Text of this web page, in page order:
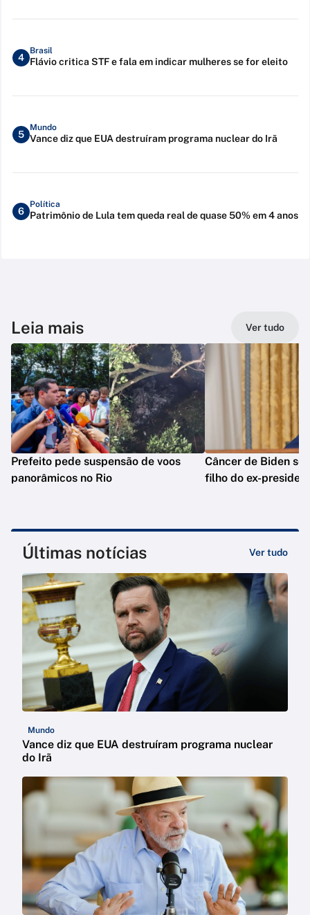
4
Brasil
Flávio critica STF e fala em indicar mulheres se for eleito
5
Mundo
Vance diz que EUA destruíram programa nuclear do Irã
6
Política
Patrimônio de Lula tem queda real de quase 50% em 4 anos
Leia mais Ver tudo
Prefeito pede suspensão de voos
panorâmicos no Rio
Câncer de Biden se
filho do ex-
Últimas notícias Ver tudo
Mundo
Vance diz que EUA destruíram programa nuclear
do Irã